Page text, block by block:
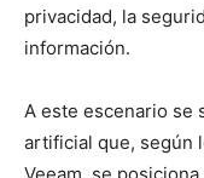
privacidad, la
información.
A este escenario se
artificial que, según